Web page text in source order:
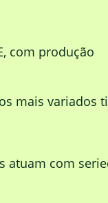
com produção
mais variados
atuam com